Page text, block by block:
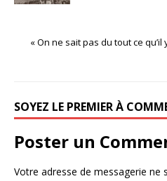
« On ne sait pas du tout ce
SOYEZ LE PREMIER À
Poster un
Votre adresse de messagerie ne